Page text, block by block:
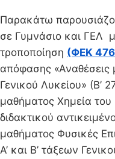
Παρακάτω
σε Γυμνάσιο και ΓΕΛ
τροποποίηση (ΦΕΚ
απόφασης
Γενικού Λυκείου» (Β’
μαθήματος Χημεία του
διδακτικού
μαθήματος Φυσικές
Α’ και Β’ τάξεων